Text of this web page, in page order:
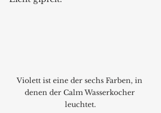
Violett ist eine der sechs Farben, in
denen der Calm Wasserkocher
leuchtet.